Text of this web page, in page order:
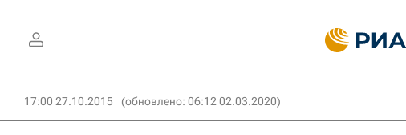
17:00 27.10.2015 (обновлено: 06:12 02.03.2020)